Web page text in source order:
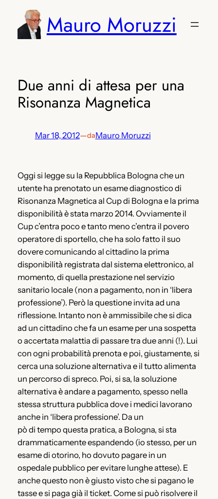
contenuto
Mauro Moruzzi
Due anni di attesa per una
Risonanza Magnetica
Mar 18, 2012—daMauro Moruzzi
Oggi si legge su la Repubblica Bologna che un
utente ha prenotato un esame diagnostico di
Risonanza Magnetica al Cup di Bologna e la prima
disponibilità è stata marzo 2014. Ovviamente il
Cup c’entra poco e tanto meno c’entra il povero
operatore di sportello, che ha solo fatto il suo
dovere comunicando al cittadino la prima
disponibilità registrata dal sistema elettronico, al
momento, di quella prestazione nel servizio
sanitario locale (non a pagamento, non in ‘libera
professione’). Però la questione invita ad una
riflessione. Intanto non è ammissibile che si dica
ad un cittadino che fa un esame per una sospetta
o accertata malattia di passare tra due anni (!). Lui
con ogni probabilità prenota e poi, giustamente, si
cerca una soluzione alternativa e il tutto alimenta
un percorso di spreco. Poi, si sa, la soluzione
alternativa è andare a pagamento, spesso nella
stessa struttura pubblica dove i medici lavorano
anche in ‘libera professione’. Da un
pò di tempo questa pratica, a Bologna, si sta
drammaticamente espandendo (io stesso, per un
esame di otorino, ho dovuto pagare in un
ospedale pubblico per evitare lunghe attese). E
anche questo non è giusto visto che si pagano le
tasse e si paga già il ticket. Come si può risolvere il